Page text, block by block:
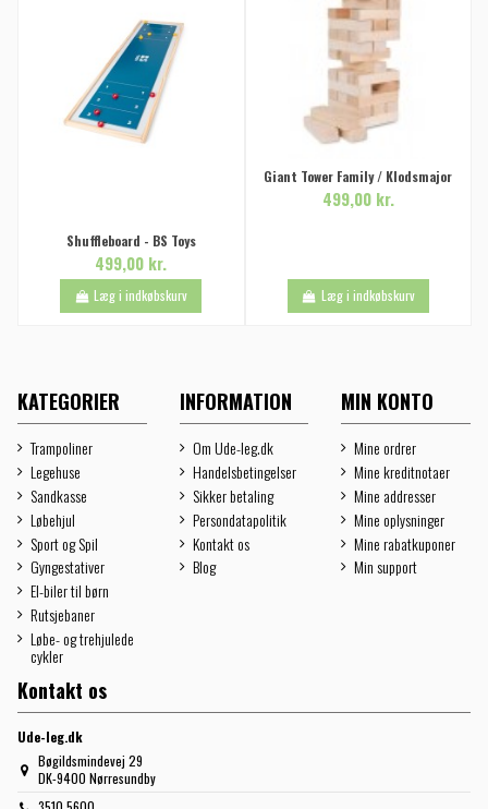
Shuffleboard - BS Toys
499,00 kr.
Læg i indkøbskurv
Giant Tower Family / Klodsmajor
499,00 kr.
Læg i indkøbskurv
KATEGORIER
Trampoliner
Legehuse
Sandkasse
Løbehjul
Sport og Spil
Gyngestativer
El-biler til børn
Rutsjebaner
Løbe- og trehjulede
cykler
INFORMATION
Om Ude-leg.dk
Handelsbetingelser
Sikker betaling
Persondatapolitik
Kontakt os
Blog
MIN KONTO
Mine ordrer
Mine kreditnotaer
Mine addresser
Mine oplysninger
Mine rabatkuponer
Min support
Kontakt os
Ude-leg.dk
Bøgildsmindevej 29
DK-9400 Nørresundby